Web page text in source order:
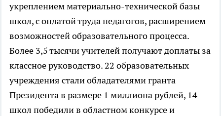
укреплением материально-технической базы
школ, с оплатой труда педагогов, расширением
возможностей образовательного процесса.
Более 3,5 тысячи учителей получают доплаты за
классное руководство. 22 образовательных
учреждения стали обладателями гранта
Президента в размере 1 миллиона рублей, 14
школ победили в областном конкурсе и